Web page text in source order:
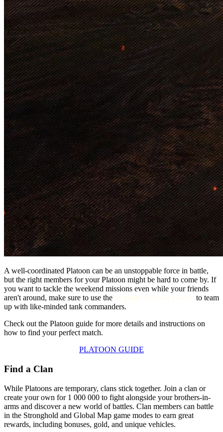
A well-coordinated Platoon can be an unstoppable force in battle,
but the right members for your Platoon might be hard to come by. If
you want to tackle the weekend missions even while your friends
aren't around, make sure to use the
to team
up with like-minded tank commanders.
Check out the Platoon guide for more details and instructions on
how to find your perfect match.
PLATOON GUIDE
Find a Clan
While Platoons are temporary, clans stick together. Join a clan or
create your own for 1 000 000 to fight alongside your brothers-in-
arms and discover a new world of battles. Clan members can battle
in the Stronghold and Global Map game modes to earn great
rewards, including bonuses, gold, and unique vehicles.